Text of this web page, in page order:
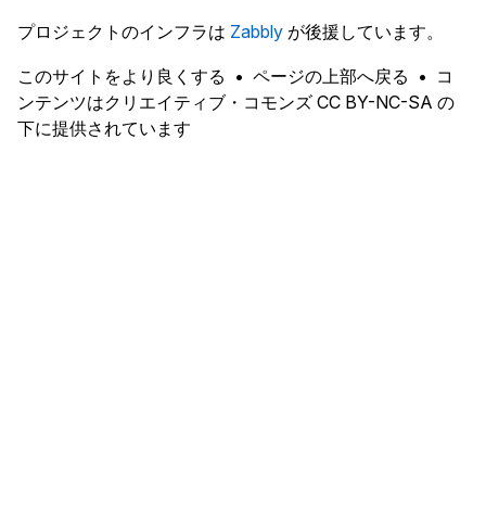
プロジェクトのインフラは Zabbly が後援しています。
このサイトをより良くする ページの上部へ戻る
コ
ンテンツはクリエイティブ・コモンズ CC BY-NC-SA の
下に提供されています